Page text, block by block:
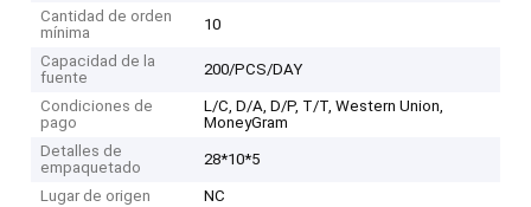
Cantidad de orden
mínima
10
Capacidad de la
fuente
200/PCS/DAY
Condiciones de
pago
L/C, D/A, D/P, T/T, Western Union,
MoneyGram
Detalles de
empaquetado
28*10*5
Lugar de origen NC